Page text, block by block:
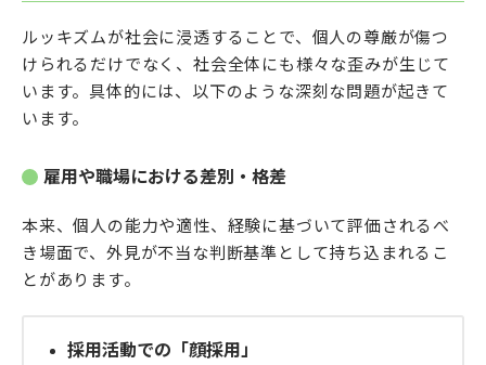
ルッキズムが社会に浸透することで、個人の尊厳が傷つ
けられるだけでなく、社会全体にも様々な歪みが生じて
います。具体的には、以下のような深刻な問題が起きて
います。
雇用や職場における差別・格差
本来、個人の能力や適性、経験に基づいて評価されるべ
き場面で、外見が不当な判断基準として持ち込まれるこ
とがあります。
採用活動での「顔採用」